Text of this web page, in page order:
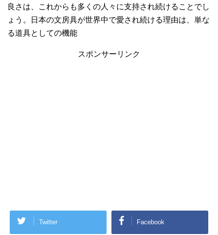
良さは、これからも多くの人々に支持され続けることでし
ょう。日本の文房具が世界中で愛され続ける理由は、単な
る道具としての機能
スポンサーリンク
Twitter Facebook